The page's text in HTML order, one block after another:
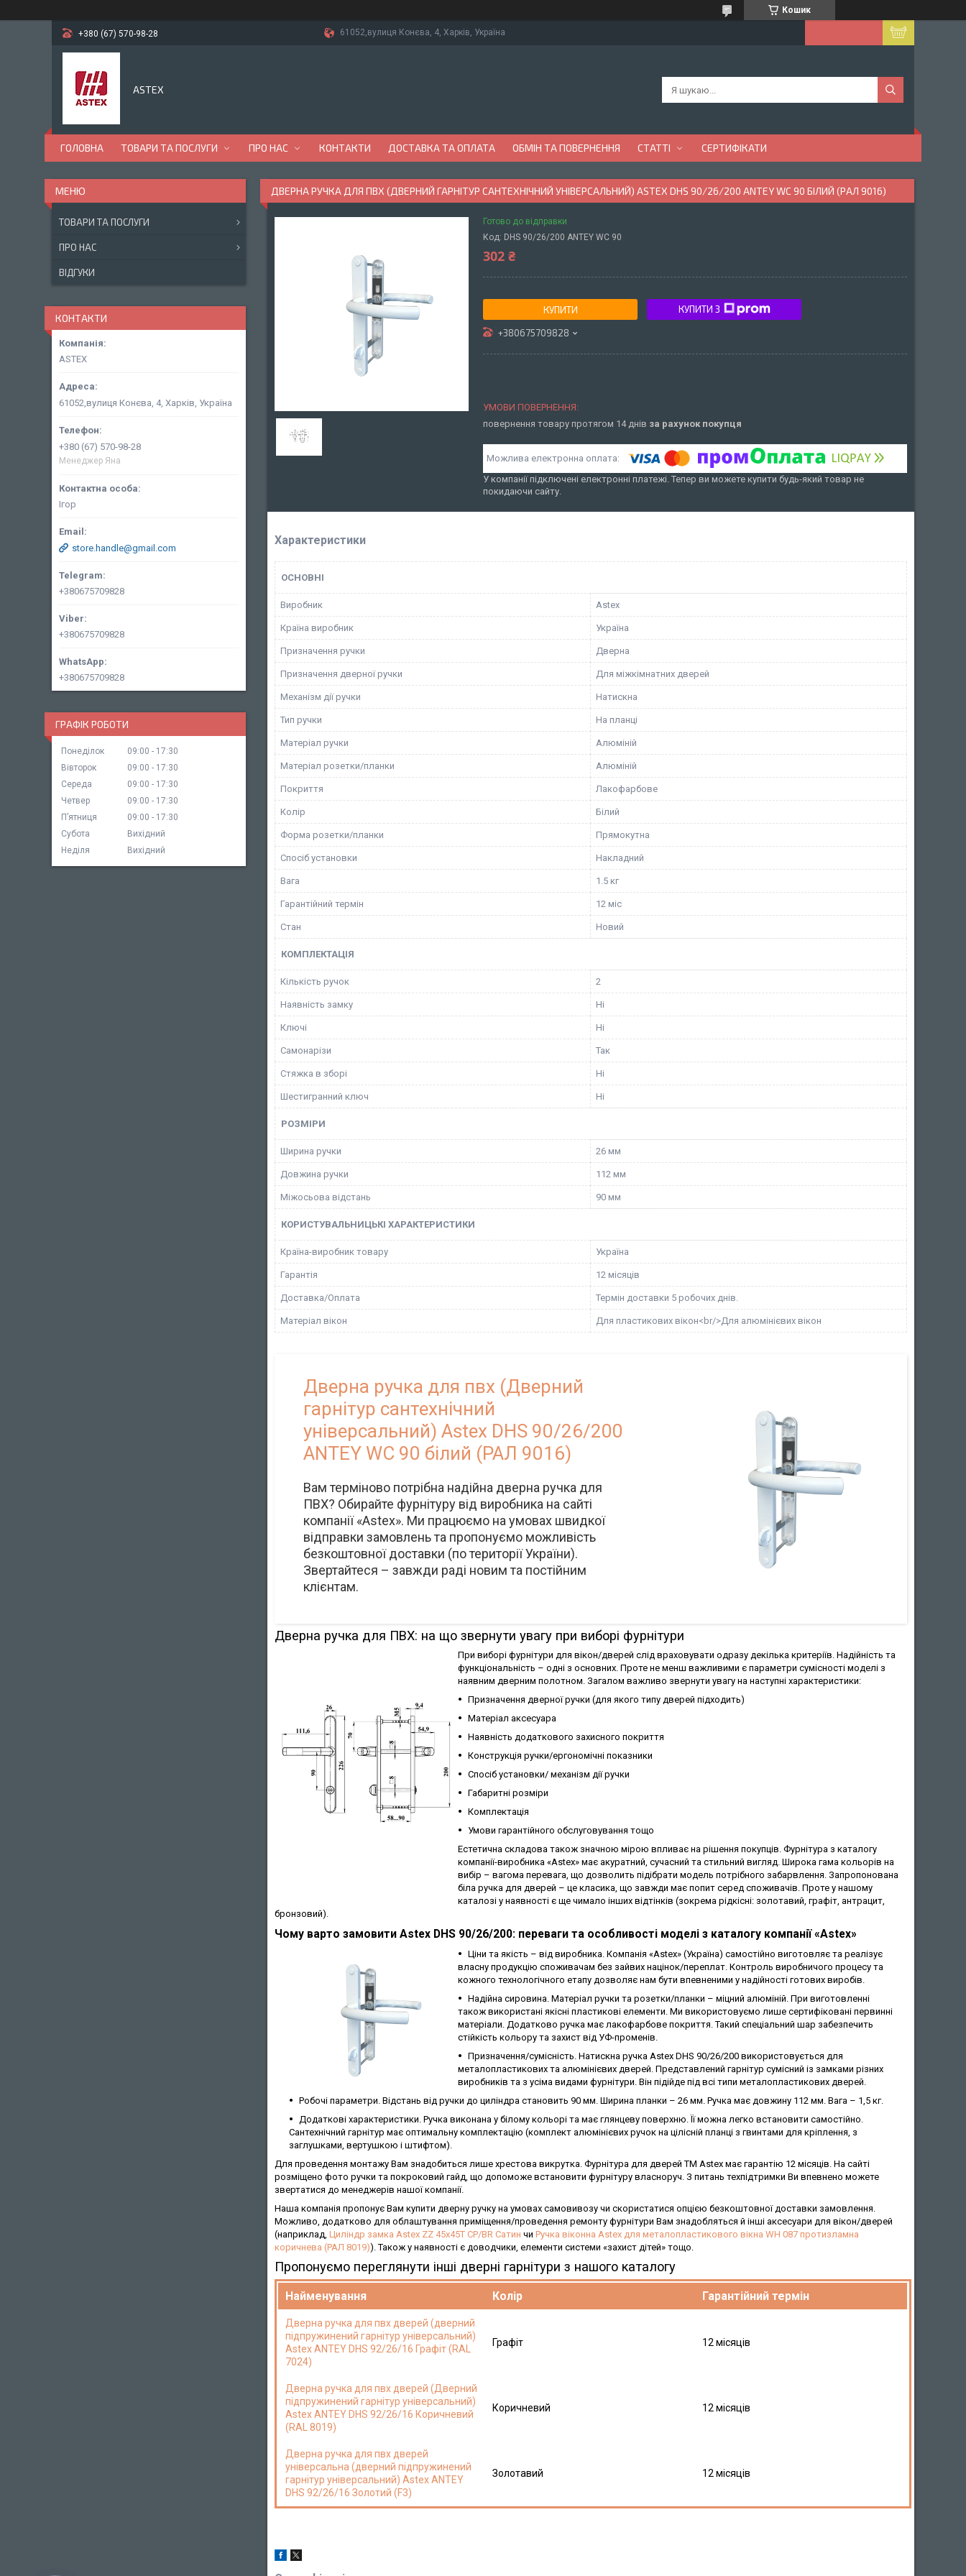
Кошик
+380 (67) 570-98-28 61052,вулиця Конєва, 4, Харків, Україна
ASTEX
ГОЛОВНА ТОВАРИ ТА ПОСЛУГИ ПРО НАС КОНТАКТИ ДОСТАВКА ТА ОПЛАТА ОБМІН ТА ПОВЕРНЕННЯ СТАТТІ СЕРТИФІКАТИ
ДВЕРНА РУЧКА ДЛЯ ПВХ (ДВЕРНИЙ ГАРНІТУР САНТЕХНІЧНИЙ УНІВЕРСАЛЬНИЙ) ASTEX DHS 90/26/200 ANTEY WC 90 БІЛИЙ (РАЛ 9016)
Готово до відправки
Код: DHS 90/26/200 ANTEY WC 90
302 ₴
КУПИТИ КУПИТИ З
+380675709828
повернення товару протягом 14 днів за рахунок покупця
У компанії підключені електронні платежі. Тепер ви можете купити будь-який товар не
покидаючи сайту.
Характеристики
ОСНОВНІ
Виробник Astex
Країна виробник Україна
Призначення ручки Дверна
Призначення дверної ручки Для міжкімнатних дверей
Механізм дії ручки Натискна
Тип ручки На планці
Матеріал ручки Алюміній
Матеріал розетки/планки Алюміній
Покриття Лакофарбове
Колір Білий
Форма розетки/планки Прямокутна
Спосіб установки Накладний
Вага 1.5 кг
Гарантійний термін 12 міс
Стан Новий
КОМПЛЕКТАЦІЯ
Кількість ручок 2
Наявність замку Ні
Ключі Ні
Самонарізи Так
Стяжка в зборі Ні
Шестигранний ключ Ні
РОЗМІРИ
Ширина ручки 26 мм
Довжина ручки 112 мм
Міжосьова відстань 90 мм
КОРИСТУВАЛЬНИЦЬКІ ХАРАКТЕРИСТИКИ
Країна-виробник товару Україна
Гарантія 12 місяців
Доставка/Оплата Термін доставки 5 робочих днів.
Матеріал вікон Для пластикових вікон<br/>Для алюмінієвих вікон
Дверна ручка для пвх (Дверний
гарнітур сантехнічний
універсальний) Astex DHS 90/26/200
ANTEY WC 90 білий (РАЛ 9016)
Вам терміново потрібна надійна дверна ручка для
ПВХ? Обирайте фурнітуру від виробника на сайті
компанії «Astex». Ми працюємо на умовах швидкої
відправки замовлень та пропонуємо можливість
безкоштовної доставки (по території України).
Звертайтеся – завжди раді новим та постійним
клієнтам.
Дверна ручка для ПВХ: на що звернути увагу при виборі фурнітури
При виборі фурнітури для вікон/дверей слід враховувати одразу декілька критеріїв. Надійність та
функціональність – одні з основних. Проте не менш важливими є параметри сумісності моделі з
наявним дверним полотном. Загалом важливо звернути увагу на наступні характеристики:
Призначення дверної ручки (для якого типу дверей підходить)
Матеріал аксесуара
Наявність додаткового захисного покриття
Конструкція ручки/ергономічні показники
Спосіб установки/ механізм дії ручки
Габаритні розміри
Комплектація
Умови гарантійного обслуговування тощо
Естетична складова також значною мірою впливає на рішення покупців. Фурнітура з каталогу
компанії-виробника «Astex» має акуратний, сучасний та стильний вигляд. Широка гама кольорів на
вибір – вагома перевага, що дозволить підібрати модель потрібного забарвлення. Запропонована
біла ручка для дверей – це класика, що завжди має попит серед споживачів. Проте у нашому
каталозі у наявності є ще чимало інших відтінків (зокрема рідкісні: золотавий, графіт, антрацит,
бронзовий).
Чому варто замовити Astex DHS 90/26/200: переваги та особливості моделі з каталогу компанії «Astex»
Ціни та якість – від виробника. Компанія «Astex» (Україна) самостійно виготовляє та реалізує
власну продукцію споживачам без зайвих націнок/переплат. Контроль виробничого процесу та
кожного технологічного етапу дозволяє нам бути впевненими у надійності готових виробів.
Надійна сировина. Матеріал ручки та розетки/планки – міцний алюміній. При виготовленні
також використані якісні пластикові елементи. Ми використовуємо лише сертифіковані первинні
матеріали. Додатково ручка має лакофарбове покриття. Такий спеціальний шар забезпечить
стійкість кольору та захист від УФ-променів.
Призначення/сумісність. Натискна ручка Astex DHS 90/26/200 використовується для
металопластикових та алюмінієвих дверей. Представлений гарнітур сумісний із замками різних
виробників та з усіма видами фурнітури. Він підійде під всі типи металопластикових дверей.
Робочі параметри. Відстань від ручки до циліндра становить 90 мм. Ширина планки – 26 мм. Ручка має довжину 112 мм. Вага – 1,5 кг.
Додаткові характеристики. Ручка виконана у білому кольорі та має глянцеву поверхню. Її можна легко встановити самостійно.
Сантехнічний гарнітур має оптимальну комплектацію (комплект алюмінієвих ручок на цілісній планці з гвинтами для кріплення, з
заглушками, вертушкою і штифтом).
Для проведення монтажу Вам знадобиться лише хрестова викрутка. Фурнітура для дверей ТМ Astex має гарантію 12 місяців. На сайті
розміщено фото ручки та покроковий гайд, що допоможе встановити фурнітуру власноруч. З питань техпідтримки Ви впевнено можете
звертатися до менеджерів нашої компанії.
Наша компанія пропонує Вам купити дверну ручку на умовах самовивозу чи скористатися опцією безкоштовної доставки замовлення.
Можливо, додатково для облаштування приміщення/проведення ремонту фурнітури Вам знадобляться й інші аксесуари для вікон/дверей
(наприклад, Циліндр замка Astex ZZ 45x45T CP/BR Сатин чи Ручка віконна Astex для металопластикового вікна WH 087 протизламна
коричнева (РАЛ 8019)). Також у наявності є доводчики, елементи системи «захист дітей» тощо.
Пропонуємо переглянути інші дверні гарнітури з нашого каталогу
Найменування Колір Гарантійний термін
Дверна ручка для пвх дверей (дверний
підпружинений гарнітур універсальний)
Astex ANTEY DHS 92/26/16 Графіт (RAL
7024)
Графіт 12 місяців
Дверна ручка для пвх дверей (Дверний
підпружинений гарнітур універсальний)
Astex ANTEY DHS 92/26/16 Коричневий
(RAL 8019)
Коричневий 12 місяців
Дверна ручка для пвх дверей
універсальна (дверний підпружинений
гарнітур універсальний) Astex ANTEY
DHS 92/26/16 Золотий (F3)
Золотавий 12 місяців
ТОВАРИ ТА ПОСЛУГИ
ПРО НАС
ВІДГУКИ
КОНТАКТИ
ASTEX
61052,вулиця Конєва, 4, Харків, Україна
+380 (67) 570-98-28
Менеджер Яна
Ігор
store.handle@gmail.com
+380675709828
+380675709828
+380675709828
ГРАФІК РОБОТИ
Понеділок 09:00
17:30
Вівторок
09:00
17:30
Середа
09:00
17:30
Четвер
09:00
17:30
Пʼятниця
09:00
17:30
Субота
Вихідний
Неділя
Вихідний